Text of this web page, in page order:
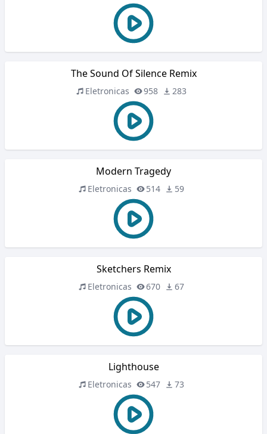
The Sound Of Silence Remix
Eletronicas 958 283
Modern Tragedy
Eletronicas 514 59
Sketchers Remix
Eletronicas 670 67
Lighthouse
Eletronicas 547 73